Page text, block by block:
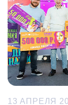
13 АПРЕЛЯ